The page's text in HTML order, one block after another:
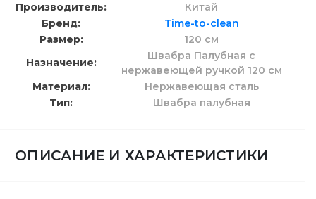
Производитель
Китай
Бренд
Time-to-clean
Размер
120 см
Назначение
Швабра Палубная с
нержавеющей ручкой 120 см
Материал
Нержавеющая сталь
Тип
Швабра палубная
ОПИСАНИЕ И ХАРАКТЕРИСТИКИ